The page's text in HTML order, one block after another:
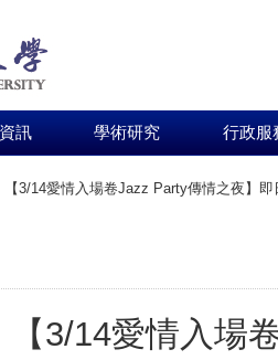
訊 學術研究 行政服
【3/14愛情入場卷Jazz Party傳情之夜】
【3/14愛情入場